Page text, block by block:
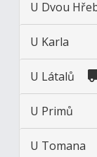
U Dvou
U Karla
U Látalů
U Primů
U Tomana